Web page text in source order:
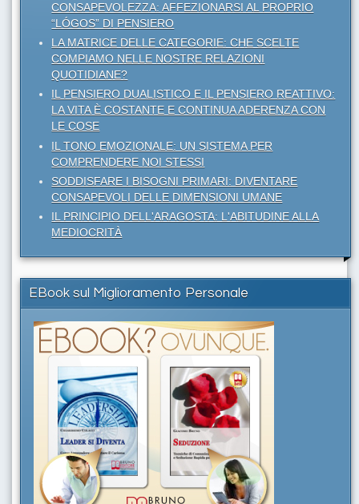
CONSAPEVOLEZZA: AFFEZIONARSI AL PROPRIO
“LÓGOS” DI PENSIERO
LA MATRICE DELLE CATEGORIE: CHE SCELTE
COMPIAMO NELLE NOSTRE RELAZIONI
QUOTIDIANE?
IL PENSIERO DUALISTICO E IL PENSIERO REATTIVO:
LA VITA È COSTANTE E CONTINUA ADERENZA CON
LE COSE
IL TONO EMOZIONALE: UN SISTEMA PER
COMPRENDERE NOI STESSI
SODDISFARE I BISOGNI PRIMARI: DIVENTARE
CONSAPEVOLI DELLE DIMENSIONI UMANE
IL PRINCIPIO DELL'ARAGOSTA: L'ABITUDINE ALLA
MEDIOCRITÀ
EBook sul Miglioramento Personale